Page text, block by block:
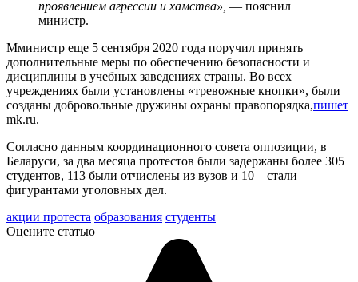
проявлением агрессии и хамства», — пояснил
министр.
Мминистр еще 5 сентября 2020 года поручил принять
дополнительные меры по обеспечению безопасности и
дисциплины в учебных заведениях страны. Во всех
учреждениях были установлены «тревожные кнопки», были
созданы добровольные дружины охраны правопорядка,пишет
mk.ru.
Согласно данным координационного совета оппозиции, в
Беларуси, за два месяца протестов были задержаны более 305
студентов, 113 были отчислены из вузов и 10 – стали
фигурантами уголовных дел.
акции протеста образования студенты
Оцените статью